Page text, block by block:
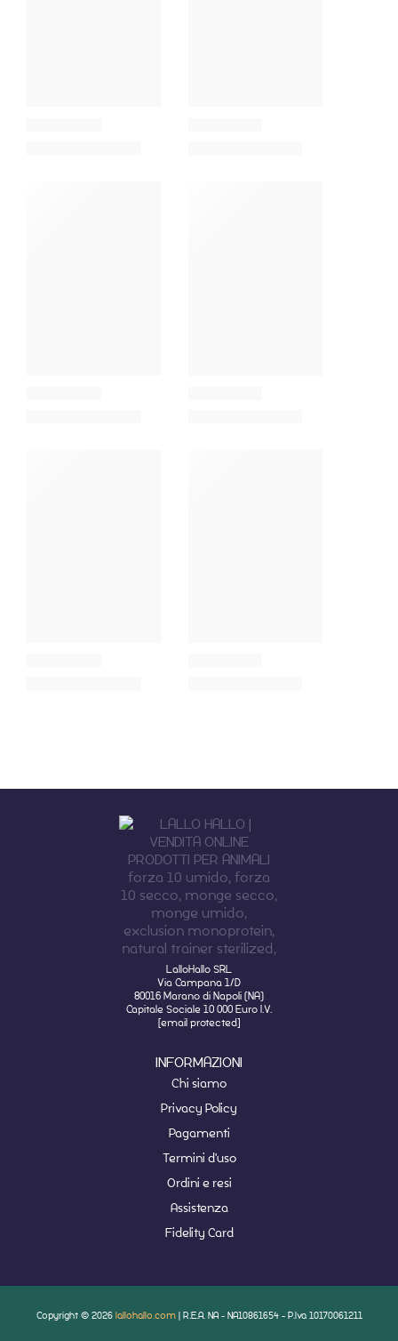
LalloHallo SRL
Via Campana 1/D
80016 Marano di Napoli (NA)
Capitale Sociale 10 000 Euro I.V.
[email protected]
INFORMAZIONI
Chi siamo
Privacy Policy
Pagamenti
Termini d'uso
Ordini e resi
Assistenza
Fidelity Card
Copyright © 2026 lallohallo.com | R.E.A. NA - NA10861654 - P.Iva 10170061211